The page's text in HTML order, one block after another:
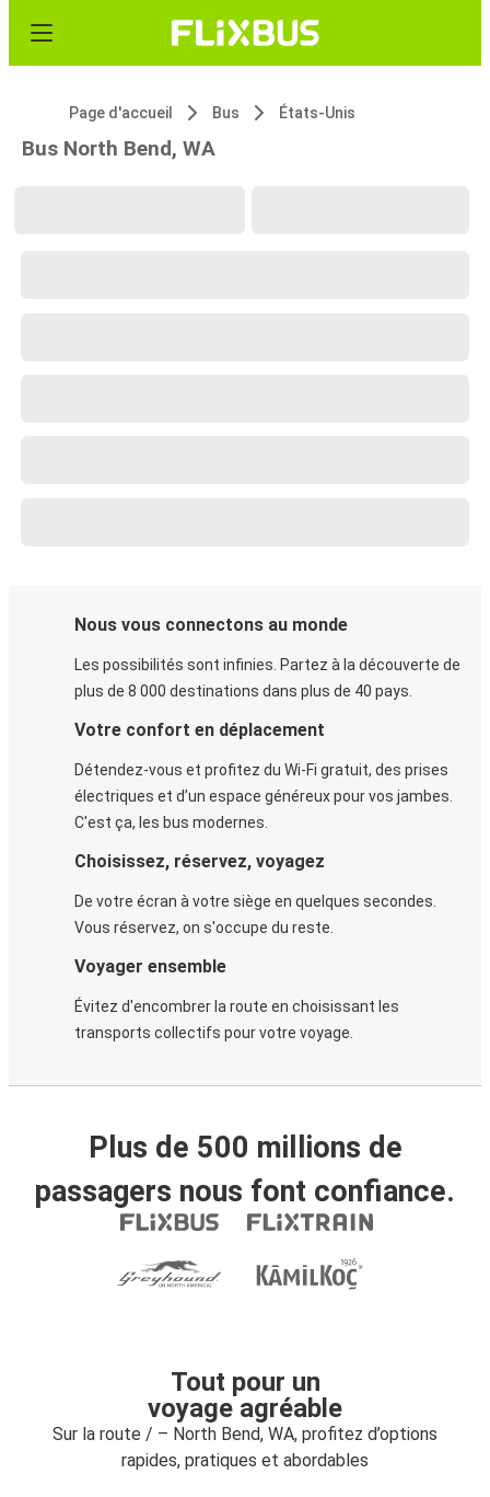
Page d'accueil Bus États-Unis
Bus North Bend, WA
Nous vous connectons au monde
Les possibilités sont infinies. Partez à la découverte de
plus de 8 000 destinations dans plus de 40 pays.
Votre confort en déplacement
Détendez-vous et profitez du Wi-Fi gratuit, des prises
électriques et d’un espace généreux pour vos jambes.
C'est ça, les bus modernes.
Choisissez, réservez, voyagez
De votre écran à votre siège en quelques secondes.
Vous réservez, on s'occupe du reste.
Voyager ensemble
Évitez d'encombrer la route en choisissant les
transports collectifs pour votre voyage.
Plus de 500 millions de
passagers nous font confiance.
Tout pour un
voyage agréable
Sur la route / – North Bend, WA, profitez d’options
rapides, pratiques et abordables